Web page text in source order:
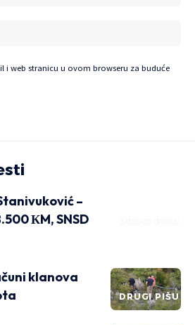
i web stranicu u ovom browseru za buduće
–
КM, SNSD
DRUGI PIŠU
klanova